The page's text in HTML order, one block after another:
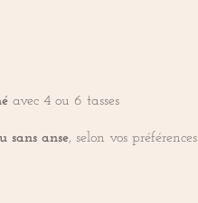
avec 4 ou 6 tasses
sans anse, selon vos préférences